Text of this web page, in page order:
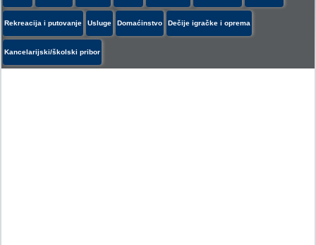
Rekreacija i putovanje Usluge Domaćinstvo Dečije igračke i oprema
Kancelarijski/školski pribor